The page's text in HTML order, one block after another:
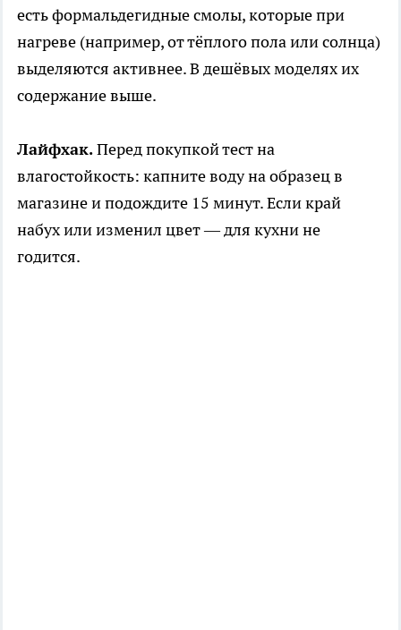
есть формальдегидные смолы, которые при
нагреве (например, от тёплого пола или солнца)
выделяются активнее. В дешёвых моделях их
содержание выше.
Лайфхак.Перед покупкой тест на
влагостойкость: капните воду на образец в
магазине и подождите 15 минут. Если край
набух или изменил цвет — для кухни не
годится.